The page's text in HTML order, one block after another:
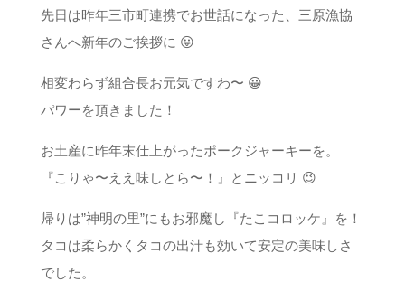
先日は昨年三市町連携でお世話になった、三原漁協
さんへ新年のご挨拶に 😛
相変わらず組合長お元気ですわ〜️ 😀
パワーを頂きました！
お土産に昨年末仕上がったポークジャーキーを。
『こりゃ〜ええ味しとら〜！』とニッコリ 😉
帰りは”神明の里”にもお邪魔し『たこコロッケ』を！
タコは柔らかくタコの出汁も効いて安定の美味しさ
でした。